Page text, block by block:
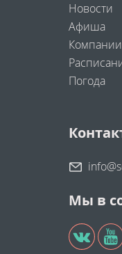
Новости
Афиша
Компании
Погода
Мы в